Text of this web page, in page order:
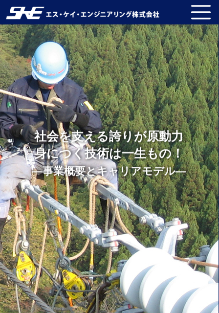
社会を支える誇りが原動力
身につく技術は一生もの！
―事業概要とキャリアモデル―